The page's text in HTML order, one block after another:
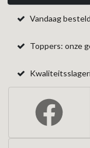
Vandaag
Toppers: onze